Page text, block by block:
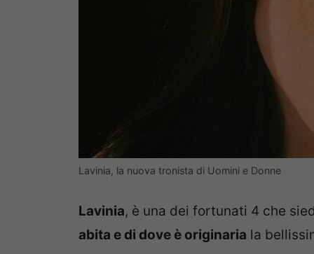
Lavinia, la nuova tronista di Uomini e Donne
Lavinia, è una dei fortunati 4 che
abita e di dove è originaria la